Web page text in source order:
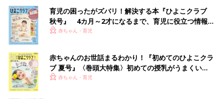
育児の困ったがズバリ！解決する本『ひよこクラブ
秋号』 4カ月～2才になるまで、育児に役立つ情報が
いっぱい！
赤ちゃん・育児
赤ちゃんのお世話まるわかり！『初めてのひよこクラ
ブ 夏号』〈巻頭大特集〉初めての授乳がうまくい
く！ おっぱい・ミルクの基本と夏のトラブル 解決テ
赤ちゃん・育児